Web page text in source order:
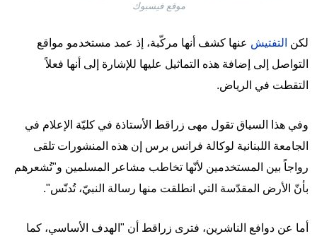
موقع فيسبوك
لكن التفتيش عنها كشف أنها مركّبة، إذ عمد مستخدمو مواقع
التواصل إلى إضافة هذه التماثيل عليها للإشارة إلى أنها فعلاً
التقطت في الرياض.
وفي هذا السياق تقول مهى زراقط الأستاذة في كليّة الإعلام في
الجامعة اللبنانية لوكالة فرانس برس إن هذه المنشورات تلقى
رواجاً بين المستخدمين لأنّها تخاطب مشاعر المسلمين و"تُشعرهم
بأنّ الأرض المقدّسة التي انطلقت منها رسالة النبيّ، تُدنّس".
أما عن دوافع الناشرين، فترى زراقط أن "الهدف الأساسي، كما